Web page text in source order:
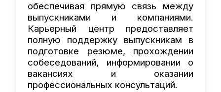
обеспечивая прямую связь между
выпускниками и компаниями.
Карьерный центр предоставляет
полную поддержку выпускникам в
подготовке резюме, прохождении
собеседований, информировании о
вакансиях и оказании
профессиональных консультаций.